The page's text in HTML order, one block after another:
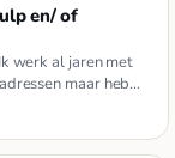
en/ of
werk al jaren met
maar heb